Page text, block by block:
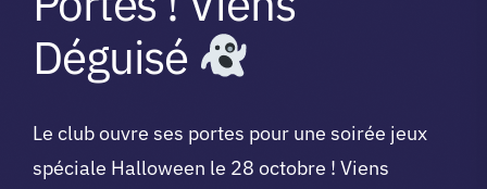
Déguisé
Le club ouvre ses portes pour une soirée jeux
spéciale Halloween le 28 octobre ! Viens